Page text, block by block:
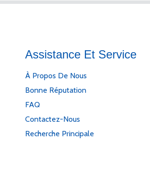
Assistance Et Service
À Propos De Nous
Bonne Réputation
FAQ
Contactez-Nous
Recherche Principale